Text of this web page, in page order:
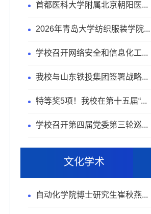
首都医科大学附属北京朝阳医...
2026年青岛大学纺织服装学院...
学校召开网络安全和信息化工...
我校与山东铁投集团签署战略...
特等奖5项！我校在第十五届“...
学校召开第四届党委第三轮巡...
文化学术
自动化学院博士研究生崔秋燕...